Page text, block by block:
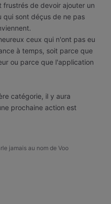
frustrés de devoir ajouter un
sont déçus de ne pas
ceux qui n'ont pas eu
à temps, soit parce que
ou parce que l'application
catégorie, il y aura
prochaine action est
jamais au nom de Voo